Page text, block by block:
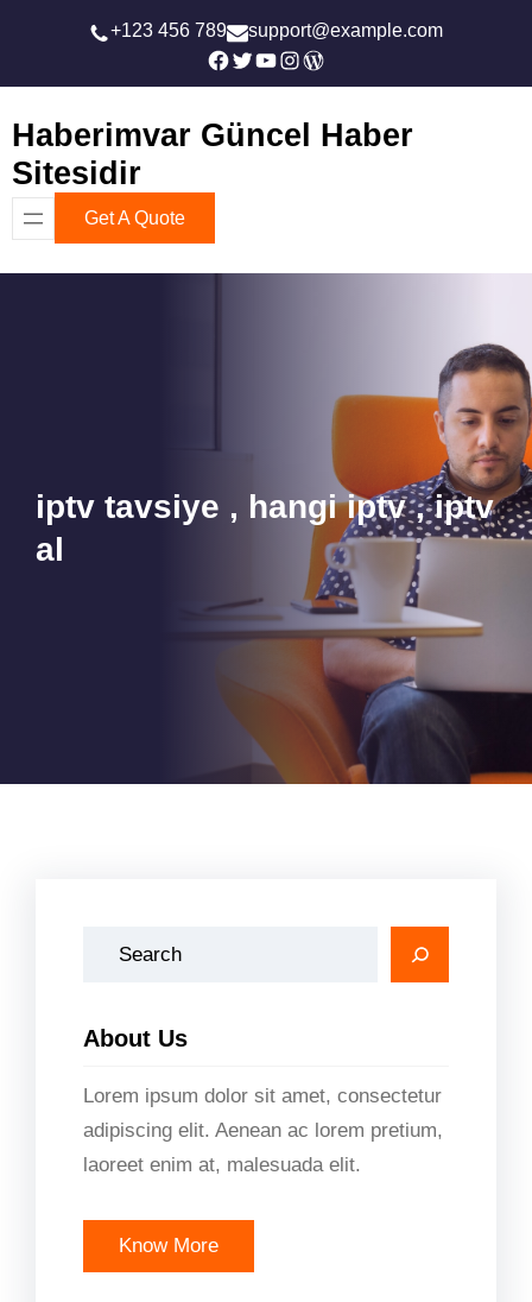
+123 456 789
support@example.com
Facebook
Twitter
YouTube
Instagram
WordPress
Haberimvar Güncel Haber
Sitesidir
Get A Quote
iptv tavsiye , hangi iptv , iptv
al
About Us
Lorem ipsum dolor sit amet, consectetur
adipiscing elit. Aenean ac lorem pretium,
laoreet enim at, malesuada elit.
Know More